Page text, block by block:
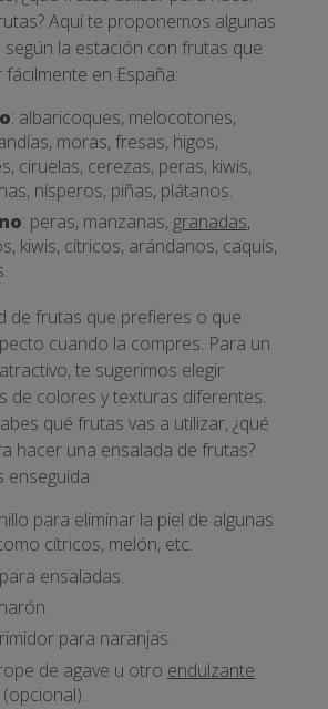
Aquí te proponemos algunas
la estación con frutas que
en España:
: albaricoques, melocotones,
moras, fresas, higos,
ciruelas, cerezas, peras, kiwis,
nísperos, piñas, plátanos.
: peras, manzanas, granadas,
kiwis, cítricos, arándanos, caquis,
de frutas que prefieres o que
cuando la compres. Para un
te sugerimos elegir
de colores y texturas diferentes.
qué frutas vas a utilizar, ¿qué
hacer una ensalada de frutas?
enseguida:
para eliminar la piel de algunas
cítricos, melón, etc.
ensaladas.
para naranjas.
de agave u otro endulzante
(opcional).